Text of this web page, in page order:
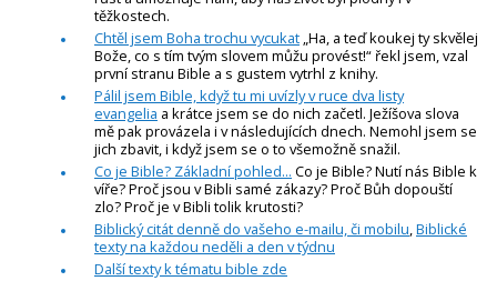
těžkostech.
Chtěl jsem Boha trochu vycukat „Ha, a teď koukej ty skvělej
Bože, co s tím tvým slovem můžu provést!“ řekl jsem, vzal
první stranu Bible a s gustem vytrhl z knihy.
Pálil jsem Bible, když tu mi uvízly v ruce dva listy
evangelia a krátce jsem se do nich začetl. Ježíšova slova
mě pak provázela i v následujících dnech. Nemohl jsem se
jich zbavit, i když jsem se o to všemožně snažil.
Co je Bible? Základní pohled... Co je Bible? Nutí nás Bible k
víře? Proč jsou v Bibli samé zákazy? Proč Bůh dopouští
zlo? Proč je v Bibli tolik krutosti?
Biblický citát denně do vašeho e-mailu, či mobilu,Biblické
texty na každou neděli a den v týdnu
Další texty k tématu bible zde